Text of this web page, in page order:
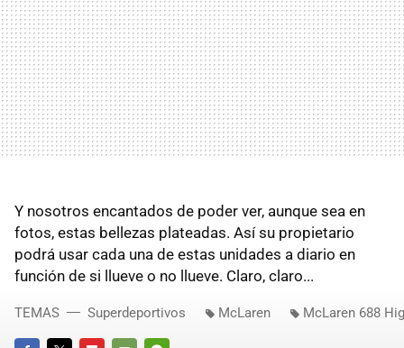
Y nosotros encantados de poder ver, aunque sea en
fotos, estas bellezas plateadas. Así su propietario
podrá usar cada una de estas unidades a diario en
función de si llueve o no llueve. Claro, claro...
TEMAS Superdeportivos McLaren McLaren 688